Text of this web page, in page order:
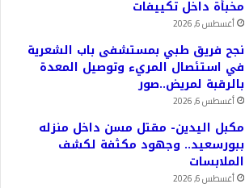
مخبأة داخل تكييفات
أغسطس 6, 2026
نجح فريق طبي بمستشفى باب الشعرية
في استئصال المريء وتوصيل المعدة
بالرقبة لمريض..صور
أغسطس 6, 2026
مكبل اليدين- مقتل مسن داخل منزله
ببورسعيد.. وجهود مكثفة لكشف
الملابسات
أغسطس 6, 2026